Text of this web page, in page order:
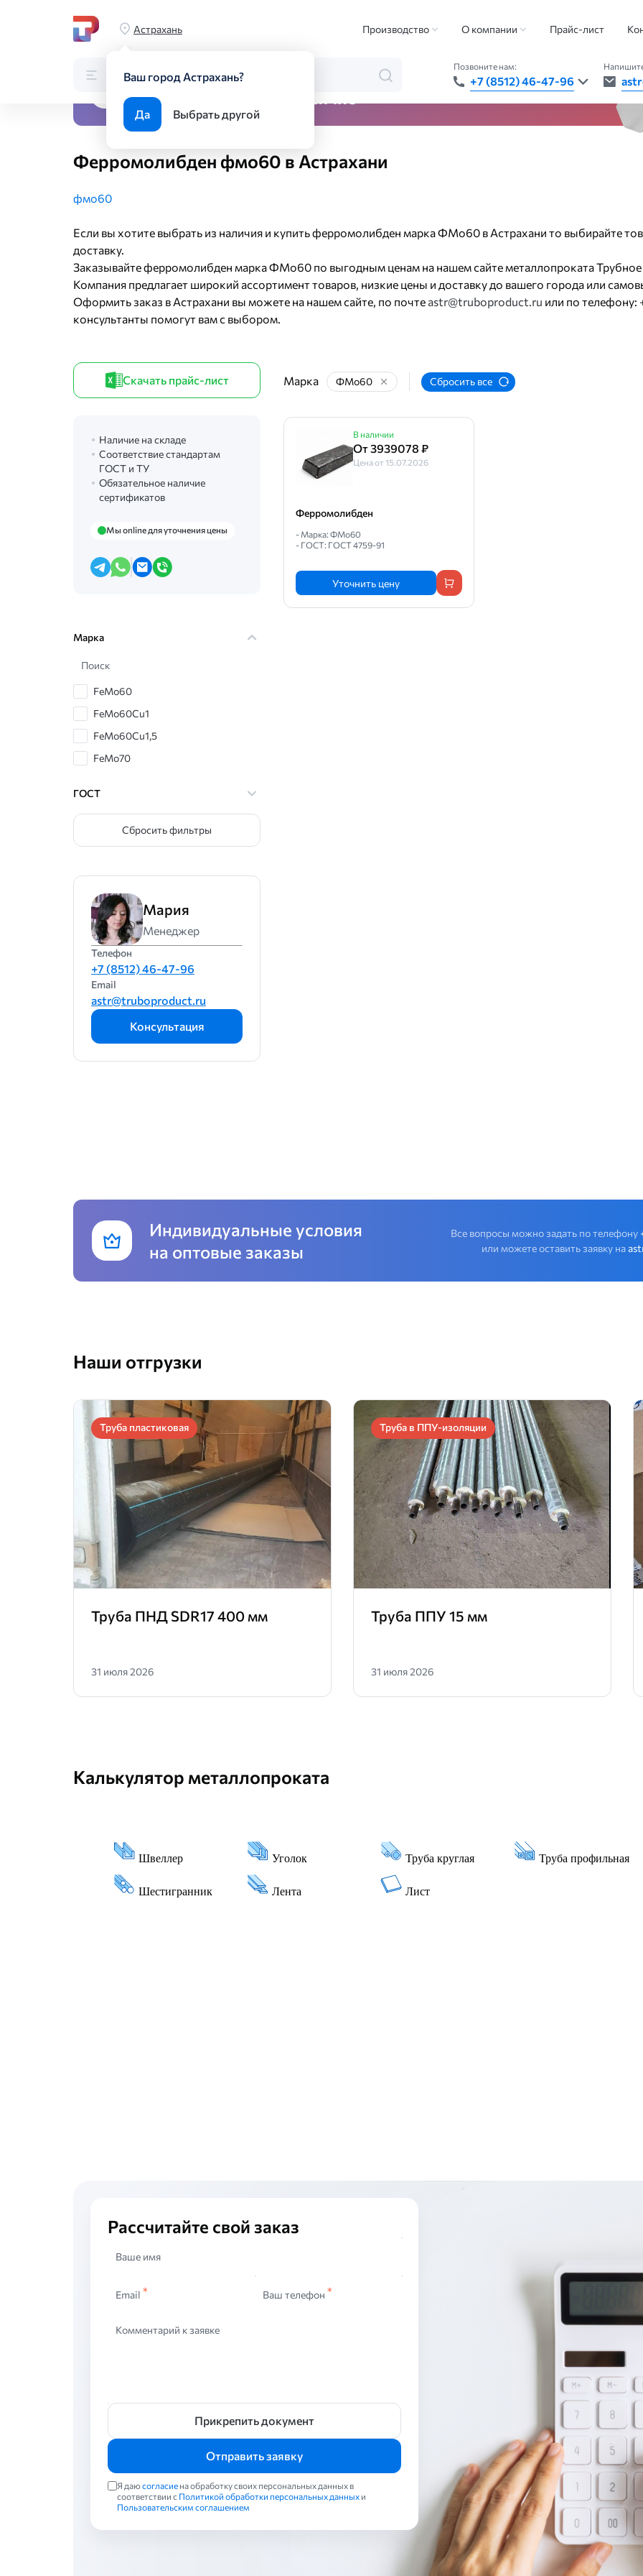
Астрахань
Ваш город Астрахань?
Да Выбрать другой
Производство О компании Прайс-лист
Каталог Поиск по каталогу
Позвоните нам:
+7 (8512) 46-47-96
Главная Каталог Ферромолибден марка ФМо60
Металлопрокат под ключ:
2000 отгрузок ежемесячно
Ферромолибден фмо60 в Астрахани
фмо60
Если вы хотите выбрать из наличия и купить ферромолибден марка ФМо60 в Астрахани то выбирайте
доставку.
Заказывайте ферромолибден марка ФМо60 по выгодным ценам на нашем сайте металлопроката
Компания предлагает широкий ассортимент товаров, низкие цены и доставку до вашего города или
Оформить заказ в Астрахани вы можете на нашем сайте, по почте astr@truboproduct.ru или по телефону:
консультанты помогут вам с выбором.
Скачать прайс-лист
Наличие на складе
Соответствие стандартам
ГОСТ и ТУ
Обязательное наличие
сертификатов
Мы online для уточнения цены
Марка
Поиск
FeMo60
FeMo60Cu1
FeMo60Cu1,5
FeMo70
ФМо50
ФМо52
ФМо55А
ФМо55Б
ФМо58
ФМо58(нк)
ФМо60
ФМо60(нк)
ГОСТ
Сбросить фильтры
Мария
Менеджер
Телефон
+7 (8512) 46-47-96
Email
astr@truboproduct.ru
Консультация
Марка ФМо60 Сбросить все
В наличии
От 3939078 ₽
Цена от 15.07.2026
Ферромолибден
- Марка: ФМо60
- ГОСТ: ГОСТ 4759-91
Уточнить цену
Индивидуальные условия
на оптовые заказы
Все вопросы можно задать по телефону
или можете оставить заявку на
Наши отгрузки
Труба пластиковая
Труба ПНД SDR17 400 мм
31 июля 2026
Труба в ППУ-изоляции
Труба ППУ 15 мм
31 июля 2026
Калькулятор металлопроката
Рассчитайте свой заказ
Ваше имя
Email Ваш телефон
Комментарий к заявке
Прикрепить документ
Отправить заявку
Я даюсогласие на обработку своих персональных данных в
соответствии с Политикой обработки персональных данных и
Пользовательским соглашением